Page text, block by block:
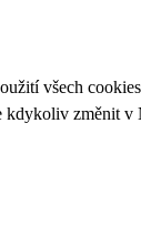
všech
kdykoliv změnit v